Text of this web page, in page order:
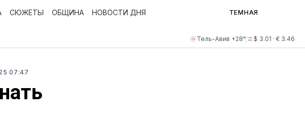
Тель-Авив +28° $ 3.01 · € 3.46
СЮЖЕТЫ ОБЩИНА НОВОСТИ ДНЯ ТЕМНАЯ
07:47